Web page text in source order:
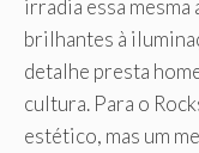
irradia essa mesma
brilhantes à
detalhe presta
cultura. Para o
estético, mas um